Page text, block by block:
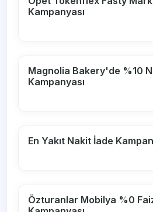
Kampanyası
Magnolia Bakery'de %10
Kampanyası
En Yakıt Nakit İade
Özturanlar Mobilya %0